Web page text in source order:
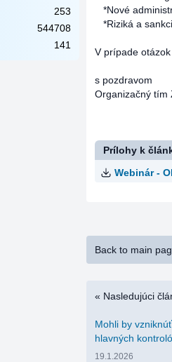
253
544708
141
*Nové
*Riziká a
V prípade
s pozdravom
Organizačný tím
Prílohy k
Webinár -
Back to main
« Nasledujúci
Mohli by
hlavných
19.1.2026